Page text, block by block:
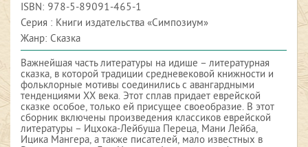
ISBN: 978-5-89091-465-1
Серия : Книги издательства «Симпозиум»
Жанр: Сказка
Важнейшая часть литературы на идише – литературная
сказка, в которой традиции средневековой книжности и
фольклорные мотивы соединились с авангардными
тенденциями ХХ века. Этот сплав придает еврейской
сказке особое, только ей присущее своеобразие. В этот
сборник включены произведения классиков еврейской
литературы – Ицхока-Лейбуша Переца, Мани Лейба,
Ицика Мангера, а также писателей, мало известных в